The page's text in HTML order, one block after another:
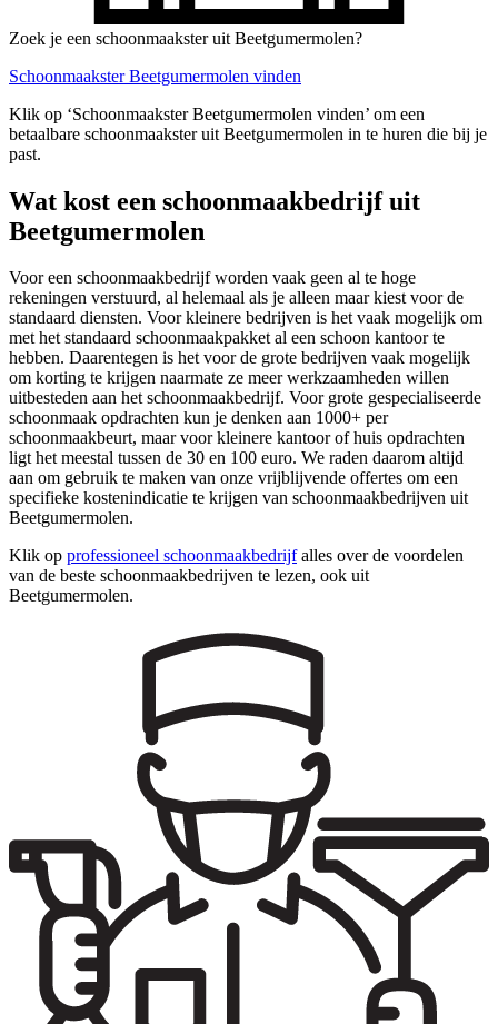
Zoek je een schoonmaakster uit Beetgumermolen?
Schoonmaakster Beetgumermolen vinden
Klik op ‘Schoonmaakster Beetgumermolen vinden’ om een
betaalbare schoonmaakster uit Beetgumermolen in te huren die bij je
past.
Wat kost een schoonmaakbedrijf uit
Beetgumermolen
Voor een schoonmaakbedrijf worden vaak geen al te hoge
rekeningen verstuurd, al helemaal als je alleen maar kiest voor de
standaard diensten. Voor kleinere bedrijven is het vaak mogelijk om
met het standaard schoonmaakpakket al een schoon kantoor te
hebben. Daarentegen is het voor de grote bedrijven vaak mogelijk
om korting te krijgen naarmate ze meer werkzaamheden willen
uitbesteden aan het schoonmaakbedrijf. Voor grote gespecialiseerde
schoonmaak opdrachten kun je denken aan 1000+ per
schoonmaakbeurt, maar voor kleinere kantoor of huis opdrachten
ligt het meestal tussen de 30 en 100 euro. We raden daarom altijd
aan om gebruik te maken van onze vrijblijvende offertes om een
specifieke kostenindicatie te krijgen van schoonmaakbedrijven uit
Beetgumermolen.
Klik op professioneel schoonmaakbedrijfalles over de voordelen
van de beste schoonmaakbedrijven te lezen, ook uit
Beetgumermolen.